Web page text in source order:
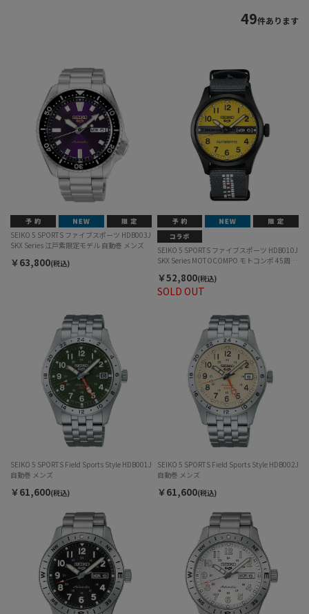
49件あります
SEIKO 5 SPORTS ファイブスポーツ HDB003J
SKX Series 江戸紫限定モデル 自動巻 メンズ
￥63,800(税込)
SOLD OUT
SEIKO 5 SPORTS ファイブスポーツ HDB010J
SKX Series MOTOCOMPO モトコンポ 45周年
￥52,800(税込)
SEIKO 5 SPORTS Field Sports Style HDB001J
自動巻 メンズ
￥61,600(税込)
SEIKO 5 SPORTS Field Sports Style HDB002J
自動巻 メンズ
￥61,600(税込)